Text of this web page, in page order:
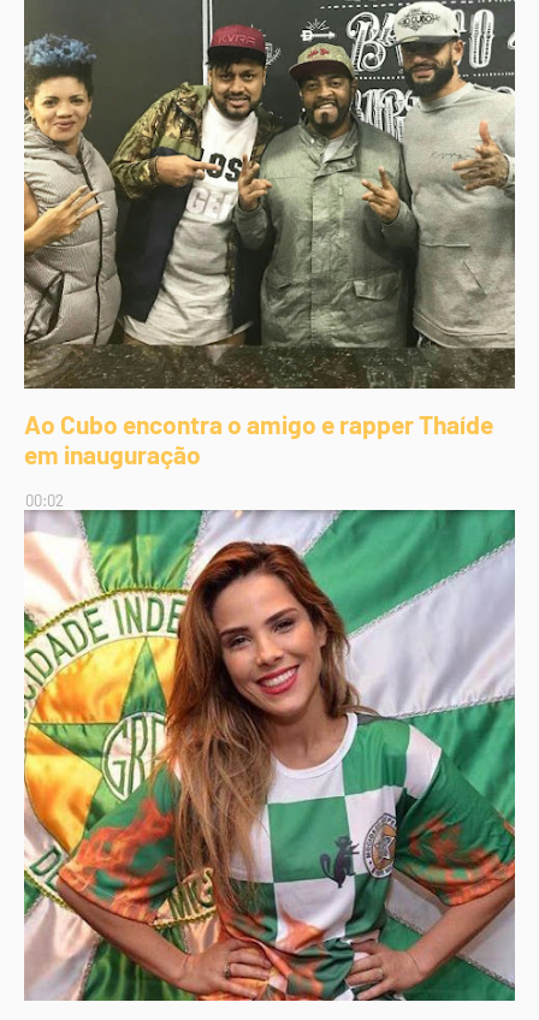
Ao Cubo encontra o amigo e rapper Thaíde
em inauguração
00:02